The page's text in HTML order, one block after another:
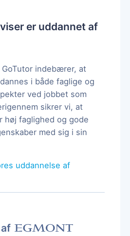
er uddannet af
indebærer, at
i både faglige og
ved jobbet som
sikrer vi, at
høj faglighed og gode
med sig i sin
uddannelse af